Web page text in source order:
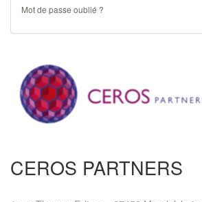
Mot de passe oublié ?
CEROS PARTNERS